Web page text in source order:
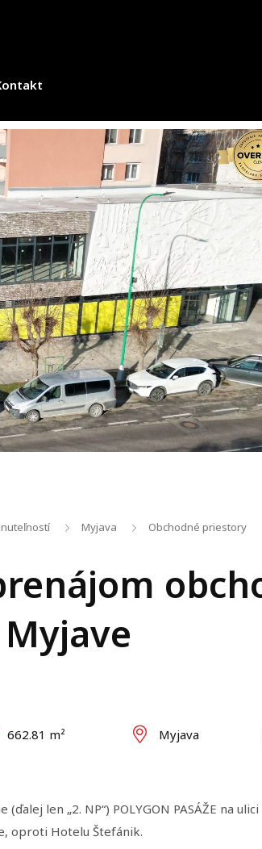
Myjava Obchodné priestory
662.81 m² Myjava
len „2. NP“) POLYGON PASÁŽE na
oproti Hotelu Štefánik.